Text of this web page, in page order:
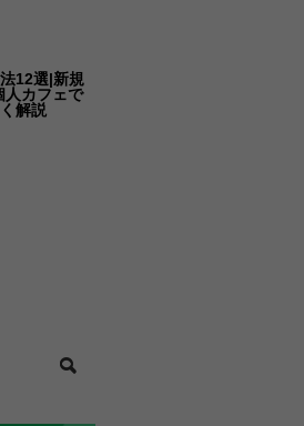
12選|新規
人カフェで
解説